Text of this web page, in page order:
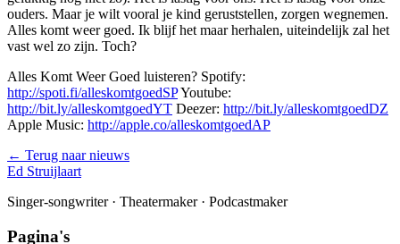
ouders. Maar je wilt vooral je kind geruststellen, zorgen wegnemen.
Alles komt weer goed. Ik blijf het maar herhalen, uiteindelijk zal het
vast wel zo zijn. Toch?
Alles Komt Weer Goed luisteren? Spotify:
http://spoti.fi/alleskomtgoedSPYoutube:
http://bit.ly/alleskomtgoedYT Deezer: http://bit.ly/alleskomtgoedDZ
Apple Music: http://apple.co/alleskomtgoedAP
← Terug naar nieuws
Ed Struijlaart
Singer-songwriter · Theatermaker · Podcastmaker
Pagina's